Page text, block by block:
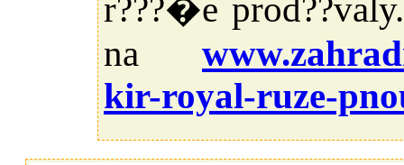
r???�e
na
kir-royal-ruze-